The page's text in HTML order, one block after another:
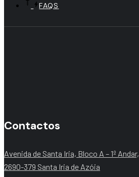
FAQS
Contactos
Avenida de Santa Iria, Bloco A – 1º Andar,
2690-379 Santa Iria de Azóia